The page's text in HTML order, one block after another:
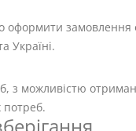
оформити
Україні.
з можливістю
потреб.